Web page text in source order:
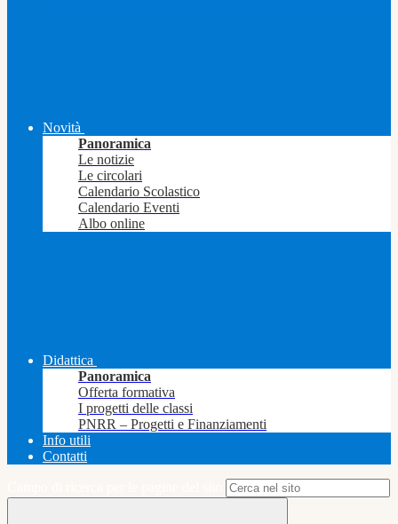
Novità
Panoramica
Le notizie
Le circolari
Calendario Scolastico
Calendario Eventi
Albo online
Didattica
Panoramica
Offerta formativa
I progetti delle classi
PNRR – Progetti e Finanziamenti
Info utili
Contatti